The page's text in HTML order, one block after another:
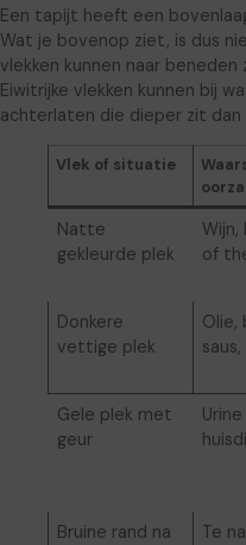
Een tapijt heeft een
Wat je bovenop ziet, is dus
vlekken kunnen naar beneden
Eiwitrijke vlekken kunnen bij
achterlaten die dieper zit dan
Vlek of situatie
Natte
gekleurde plek
Wijn,
of
Donkere
vettige plek
Olie,
Gele plek met
geur
Bruine rand na
Te